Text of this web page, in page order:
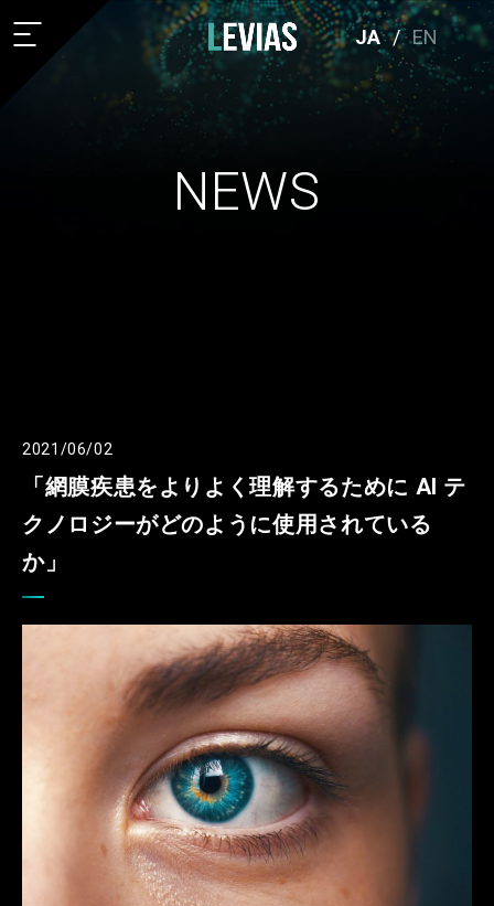
JA / EN
NEWS
2021/06/02
「網膜疾患をよりよく理解するために AI テ
クノロジーがどのように使用されている
か」